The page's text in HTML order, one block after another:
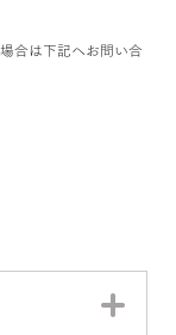
合は下記へお問い合